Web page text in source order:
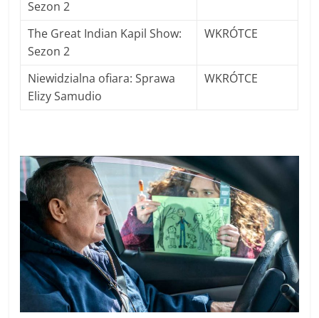
Sezon 2
The Great Indian Kapil Show:
Sezon 2
WKRÓTCE
Niewidzialna ofiara: Sprawa
Elizy Samudio
WKRÓTCE